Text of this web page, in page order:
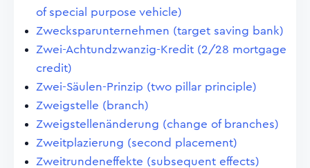
of special purpose vehicle)
Zwecksparunternehmen (target saving bank)
Zwei-Achtundzwanzig-Kredit (2/28 mortgage
credit)
Zwei-Säulen-Prinzip (two pillar principle)
Zweigstelle (branch)
Zweigstellenänderung (change of branches)
Zweitplazierung (second placement)
Zweitrundeneffekte (subsequent effects)